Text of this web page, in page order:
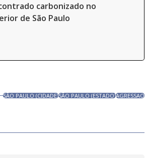
carbonizado no
de São Paulo
SÃO PAULO (CIDADE)SÃO PAULO (ESTADO)AGRESSAO